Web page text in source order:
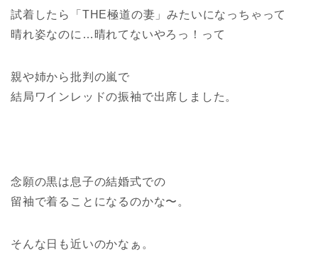
試着したら「THE極道の妻」みたいになっちゃって
晴れ姿なのに…晴れてないやろっ！って
親や姉から批判の嵐で
結局ワインレッドの振袖で出席しました。
念願の黒は息子の結婚式での
留袖で着ることになるのかな〜。
そんな日も近いのかなぁ。